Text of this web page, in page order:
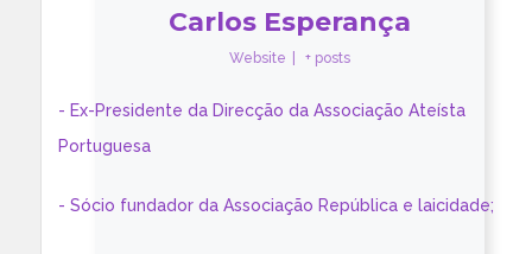
Carlos Esperança
Website + posts
- Ex-Presidente da Direcção da Associação Ateísta
Portuguesa
- Sócio fundador da Associação República e laicidade;